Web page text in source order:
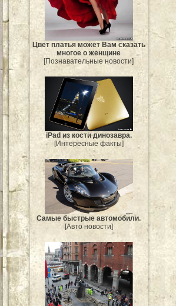
Цвет платья может Вам сказать
многое о женщине
[Познавательные новости]
iPad из кости динозавра.
[Интересные факты]
Самые быстрые автомобили.
[Авто новости]